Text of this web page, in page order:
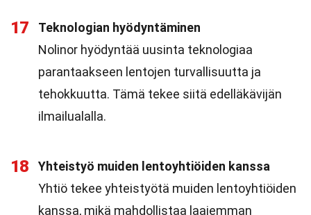
17
Teknologian hyödyntäminen
Nolinor hyödyntää uusinta teknologiaa
parantaakseen lentojen turvallisuutta ja
tehokkuutta. Tämä tekee siitä edelläkävijän
ilmailualalla.
18
Yhteistyö muiden lentoyhtiöiden kanssa
Yhtiö tekee yhteistyötä muiden lentoyhtiöiden
kanssa, mikä mahdollistaa laajemman